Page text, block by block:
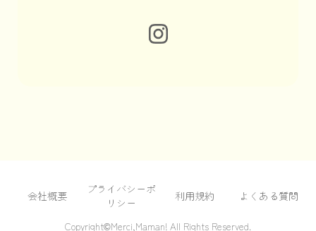
会社概要
プライバシーポ
リシー
利用規約 よくある質問
Copyright©Merci,Maman! All Rights Reserved.